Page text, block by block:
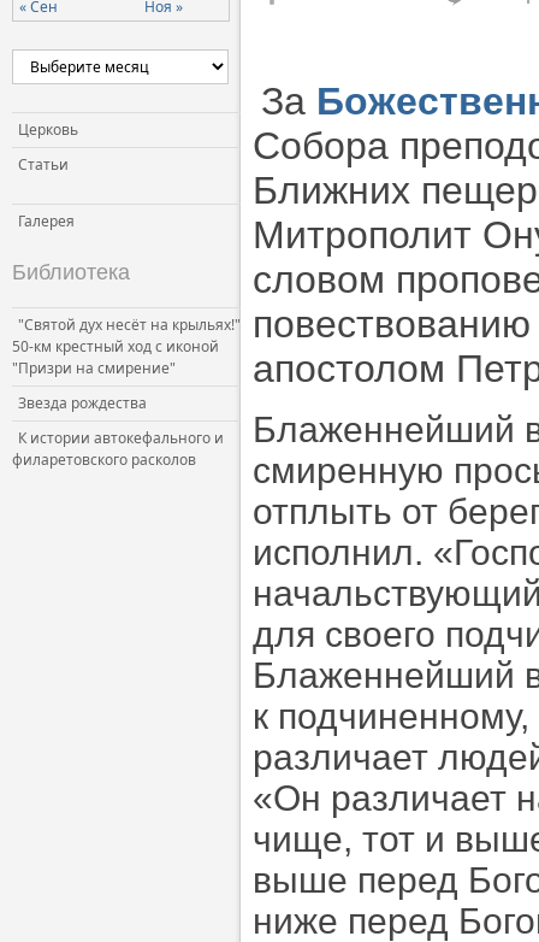
« Сен Ноя »
Церковь
Статьи
Галерея
Библиотека
"Святой дух несёт на крыльях!"
50-км крестный ход с иконой
"Призри на смирение"
Звезда рождества
К истории автокефального и
филаретовского расколов
За
Собора
Ближних
Митрополит
словом
апостолом
Блаженнейший
смиренную
отплыть от
исполнил.
для своего
Блаженнейший
к
различает
«Он различает
чище, тот и
выше перед
ниже перед